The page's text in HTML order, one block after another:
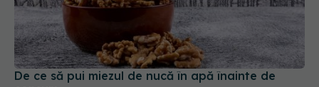
De ce să pui miezul de nucă în apă înainte de